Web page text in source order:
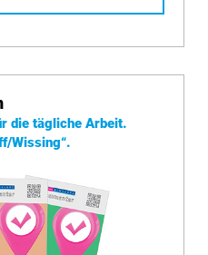
die tägliche Arbeit.
Wissing“.